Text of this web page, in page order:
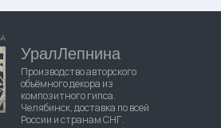
УралЛепнина
Производство авторского
объёмного декора из
композитного гипса.
Челябинск, доставка по всей
России и странам СНГ.